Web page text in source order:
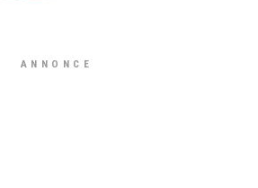
ANNONCE